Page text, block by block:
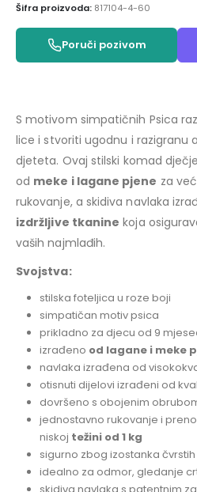
Šifra proizvoda: 817104-4-60
Poruči pozivom
S motivom simpatičnih Psica
lice i stvoriti ugodnu i razigranu
djeteta. Ovaj stilski komad
od meke i lagane pjene za
rukovanje, a skidiva navlaka
izdržljive tkanine koja
vaših najmlađih.
Svojstva:
stilska foteljica u roze boji
simpatičan motiv psica
prikladno za djecu od 9
izrađeno od lagane i meke
navlaka izrađena od
otisnuti dijelovi izrađeni od
dovršeno s obojenim
jednostavno rukovanje i
niskoj težini od 1 kg
sigurno zbog izostanka
idealno za odmor, gledanje